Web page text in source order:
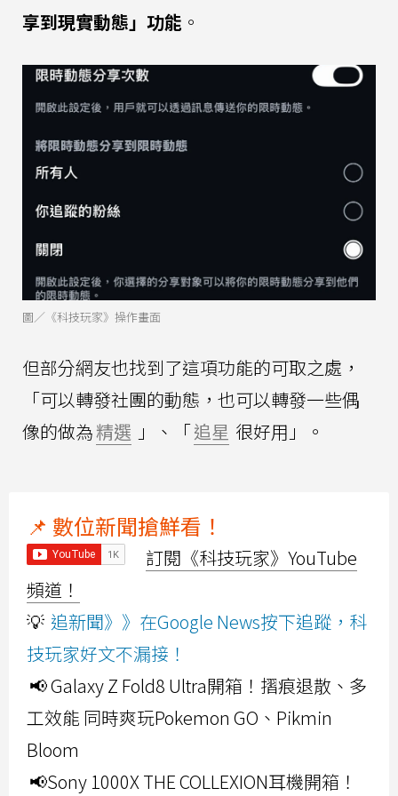
享到現實動態」功能 。
圖／《科技玩家》操作畫面
但部分網友也找到了這項功能的可取之處，
「可以轉發社團的動態，也可以轉發一些偶
像的做為精選 」、「追星 很好用」。
📌 數位新聞搶鮮看！
訂閱《科技玩家》YouTube
頻道！
💡 追新聞》》在Google News按下追蹤，科
技玩家好文不漏接！
📢 Galaxy Z Fold8 Ultra開箱！摺痕退散、多
工效能 同時爽玩Pokemon GO、Pikmin
Bloom
📢Sony 1000X THE COLLEXION耳機開箱！